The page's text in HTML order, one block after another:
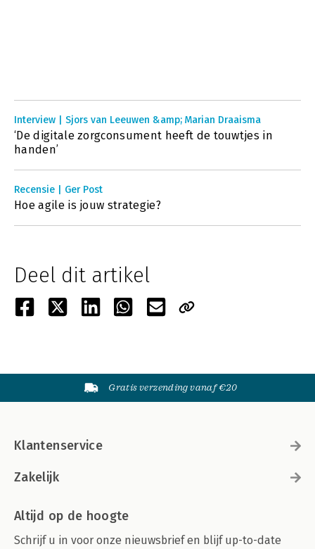
Interview | Sjors van Leeuwen &amp; Marian Draaisma
‘De digitale zorgconsument heeft de touwtjes in
handen’
Recensie | Ger Post
Hoe agile is jouw strategie?
Deel dit artikel
Gratis verzending vanaf €20
Klantenservice
Zakelijk
Altijd op de hoogte
Schrijf u in voor onze nieuwsbrief en blijf up-to-date